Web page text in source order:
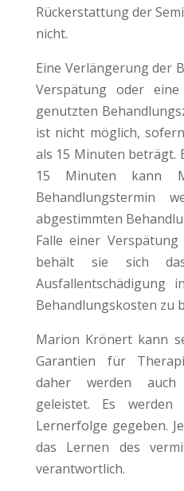
Rückerstattung der
nicht.
Eine Verlängerung der
Verspätung oder
genutzten
ist nicht möglich,
als 15 Minuten beträgt.
15 Minuten kann
Behandlungstermin
abgestimmten
Falle einer
behält sie sich
Ausfallentschädigung
Behandlungskosten zu
Marion Krönert kann
Garantien für
daher werden auch
geleistet. Es
Lernerfolge gegeben.
das Lernen des
verantwortlich.